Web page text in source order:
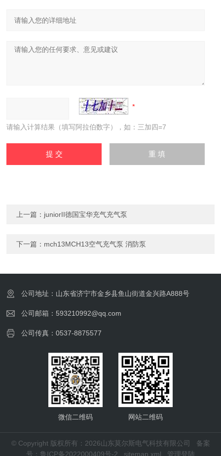
请输入计算结果（填写阿拉伯数字），如：三加四=7
上一篇： juniorII德国宝华充气充气泵
下一篇： mch13MCH13空气充气泵 消防泵
公司地址：山东省济宁市金乡县鱼山街道金兴路A888号
公司邮箱：593210992@qq.com
公司传真：0537-8875577
微信二维码 网站二维码
© Copyright 版权所有：2026山东莫尔斯电气科技有限公司 备案
号：鲁ICP备2022000409号-2
sitemap.xml 管理登陆